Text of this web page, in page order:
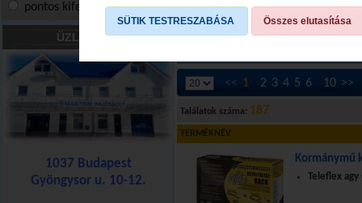
pontos kifejezés összes szóra szóra, szótöredék
ÜZLETÜNK
1037 Budapest
Gyöngysor u. 10-12.
Kormányzás» Húzó-toló kormány
<< 1 2 3 4 5 6 10 >>
Találatok száma: 187
TERMÉKNÉV
Kormánymű
Teleflex
SÜTIK TESTRESZABÁSA Összes elutasítása